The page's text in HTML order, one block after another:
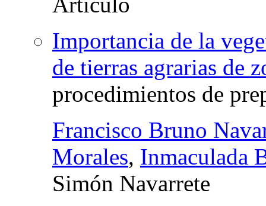
Importancia de la
de tierras agrarias de
procedimientos de
Francisco Bruno
Morales, Inmaculada
Simón Navarrete